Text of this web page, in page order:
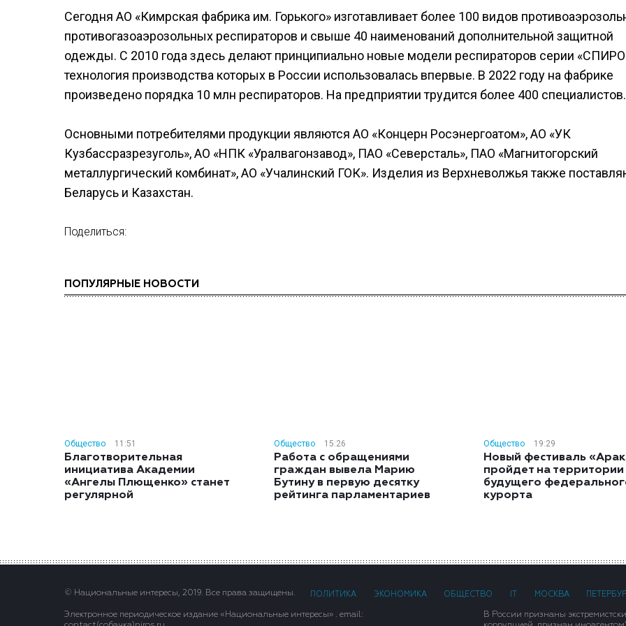
Сегодня АО «Кимрская фабрика им. Горького» изготавливает более 100 видов
противогазоаэрозольных респираторов и свыше 40 наименований дополнительной защитной
одежды. С 2010 года здесь делают принципиально новые модели респираторов серии
технология производства которых в России использовалась впервые. В 2022 году на фабрике
произведено порядка 10 млн респираторов. На предприятии трудится более 400 специалистов.
Основными потребителями продукции являются АО «Концерн Росэнергоатом», АО «УК
Кузбассразрезуголь», АО «НПК «Уралвагонзавод», ПАО «Северсталь», ПАО «Магнитогорский
металлургический комбинат», АО «Учалинский ГОК». Изделия из Верхневолжья также
Беларусь и Казахстан.
Поделиться:
ПОПУЛЯРНЫЕ НОВОСТИ
Общество 11:51
Благотворительная
инициатива Академии
«Ангелы Плющенко» станет
регулярной
Общество 15:26
Работа с обращениями
граждан вывела Марию
Бутину в первую десятку
рейтинга парламентариев
Общество 19:29
Новый фестиваль
пройдет на территории
будущего
курорта
© Национальные интересы, 2019. Все права защищены. ПОЛИТИКА ЭКОНОМИКА ОБЩЕСТВО МОСКВА
Электронное периодическое издание «Национальные интересы» . email:
В России признаны